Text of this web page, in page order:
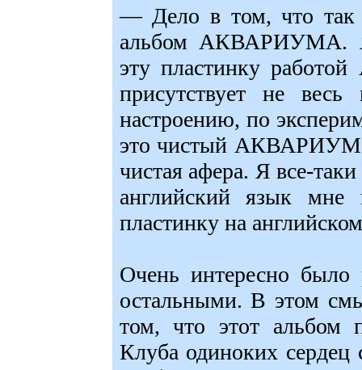
— Дело в том, что так
альбом АКВАРИУМА. Я
эту пластинку
присутствует не
настроению, по
это чистый
чистая афера. Я все-
английский язык мне
пластинку на
Очень интересно
остальными. В этом
том, что этот альбом
Клуба одиноких